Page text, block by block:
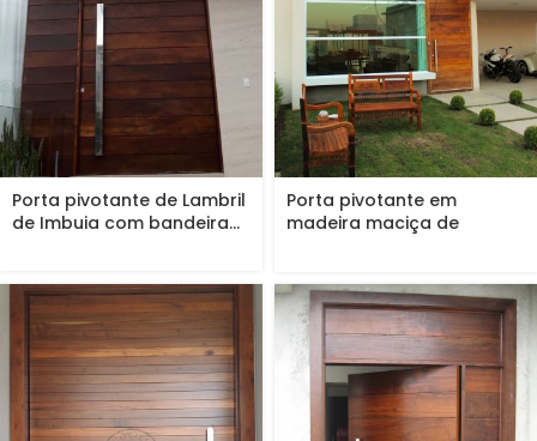
Porta pivotante de Lambril
de Imbuia com bandeira...
Porta pivotante em
madeira maciça de